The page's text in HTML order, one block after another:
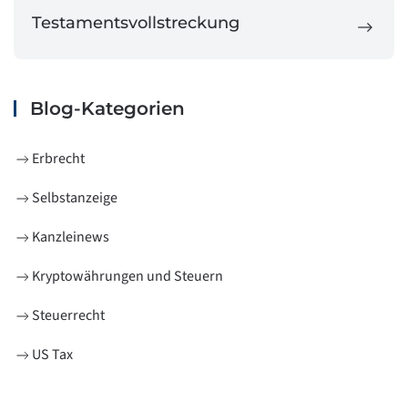
Testamentsvollstreckung
Blog-Kategorien
Erbrecht
Selbstanzeige
Kanzleinews
Kryptowährungen und Steuern
Steuerrecht
US Tax